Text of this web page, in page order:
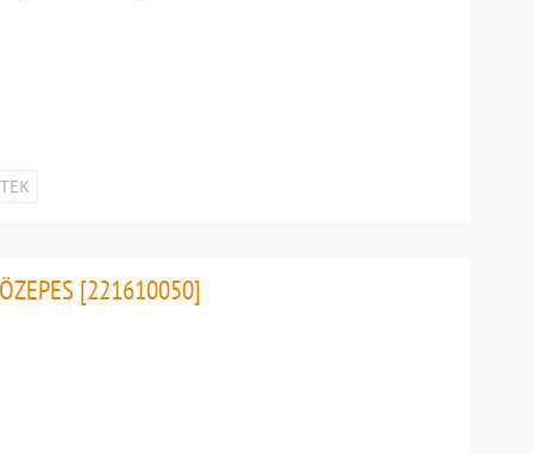
[221610050]